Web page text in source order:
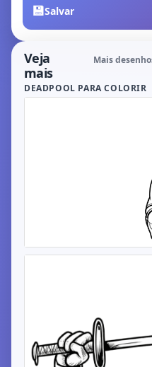
💾Salvar
Veja
mais
Mais
DEADPOOL PARA COLORIR